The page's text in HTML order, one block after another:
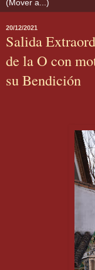
20/12/2021
Salida
de la O con
su Bendición